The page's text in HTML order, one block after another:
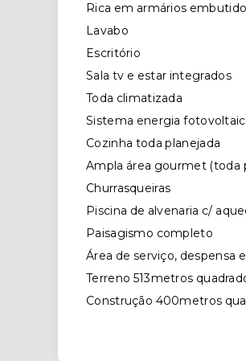
Rica em armários
Lavabo
Escritório
Sala tv e estar integrados
Toda climatizada
Sistema energia
Cozinha toda planejada
Ampla área gourmet (toda
Churrasqueiras
Piscina de alvenaria c/
Paisagismo completo
Área de serviço, despensa
Terreno 513metros
Construção 400metros